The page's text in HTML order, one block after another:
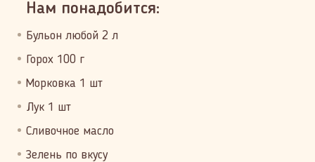
Нам понадобится:
Бульон любой 2 л
Горох 100 г
Морковка 1 шт
Лук 1 шт
Сливочное масло
Зелень по вкусу